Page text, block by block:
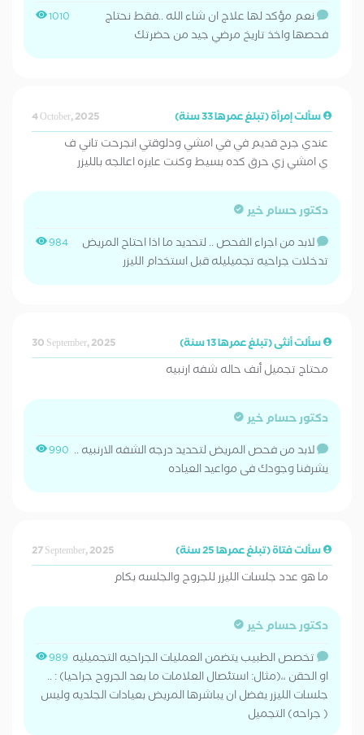
1010
نعم مؤكد لها علاج ان شاء الله ..فقط نحتاج
فحصها واخذ تاريخ مرضي جيد من حضرتك
سألت إمرأة (تبلغ عمرها 33 سنة) 4 October, 2025
عندي جرح قديم في في امشي ودلوقتي انجرحت تاني ف
ي امشي زي حرق كده بسيط وكنت عايزه اعالجه بالليزر
دكتور حسام خير
984
لابد من اجراء الفحص .. لتحديد ما اذا احتاح المريض
تدخلات جراحيه تجميليله قبل استخدام الليزر
سألت أنثى (تبلغ عمرها 13 سنة) 30 September, 2025
محتاج تجميل أنف حاله شفه ارنبيه
دكتور حسام خير
990 لابد من فحص المريض لتحديد درجه الشفه الارنبيه ..
يشرفنا وجودك فى مواعيد العياده
سألت فتاة (تبلغ عمرها 25 سنة) 27 September, 2025
ما هو عدد جلسات الليزر للجروح والجلسه بكام
دكتور حسام خير
989 تخصص الطبيب يتضمن العمليات الجراحيه التجميليه
او الحقن ،،(مثال: استئصال العلامات ما بعد الجروح جراحيا) : ..
جلسات الليزر يفضل ان يباشرها المريض بعيادات الجلديه وليس
( جراحه) التجميل